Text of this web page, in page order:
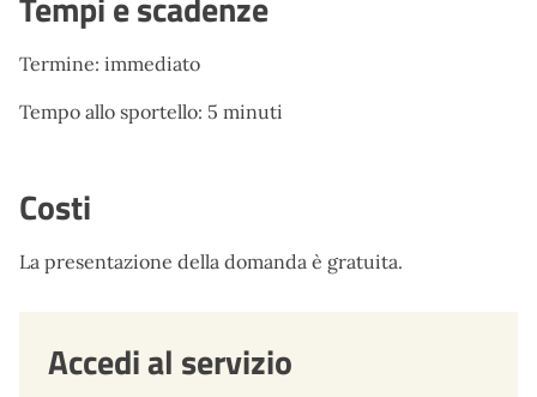
Termine: immediato
Tempo allo sportello: 5 minuti
Costi
La presentazione della domanda è gratuita.
Accedi al servizio